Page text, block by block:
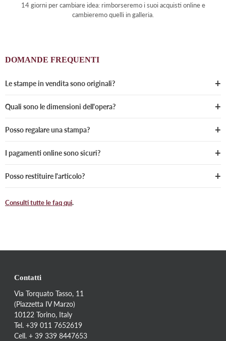
14 giorni per cambiare idea: rimborseremo i suoi acquisti online e
cambieremo quelli in galleria.
DOMANDE FREQUENTI
Le stampe in vendita sono originali?
Quali sono le dimensioni dell'opera?
Posso regalare una stampa?
I pagamenti online sono sicuri?
Posso restituire l'articolo?
Consulti tutte le faq qui.
Contatti
Via Torquato Tasso, 11
(Piazzetta IV Marzo)
10122 Torino, Italy
Tel. +39 011 7652619
Cell. + 39 339 8447653